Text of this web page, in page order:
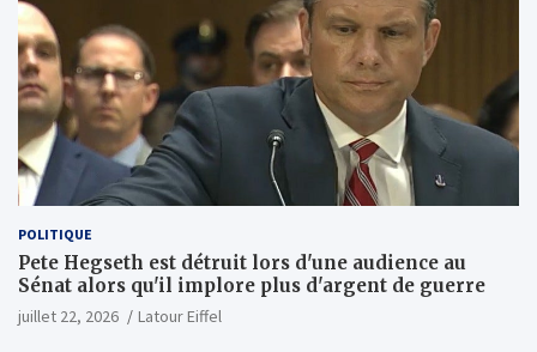
POLITIQUE
Pete Hegseth est détruit lors d'une audience au
Sénat alors qu'il implore plus d'argent de guerre
juillet 22, 2026 Latour Eiffel